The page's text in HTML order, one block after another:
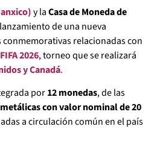
y laCasa de Moneda de
de una nueva
relacionadas con
2026, torneo que se realizará
y Canadá.
por12 monedas, de las
con valor nominal de 20
a circulación común en el país